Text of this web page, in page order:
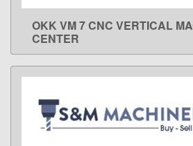
LEARN MORE
OKK VM 7 CNC VERTICAL
CENTER